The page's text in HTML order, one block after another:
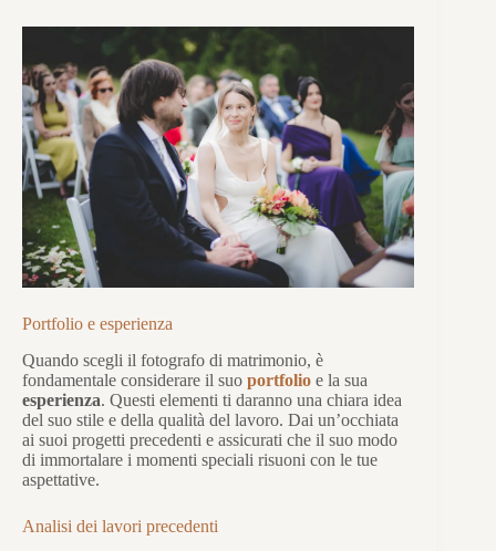
Portfolio e esperienza
Quando scegli il fotografo di matrimonio, è
fondamentale considerare il suo portfolio e la sua
esperienza. Questi elementi ti daranno una chiara idea
del suo stile e della qualità del lavoro. Dai un’occhiata
ai suoi progetti precedenti e assicurati che il suo modo
di immortalare i momenti speciali risuoni con le tue
aspettative.
Analisi dei lavori precedenti